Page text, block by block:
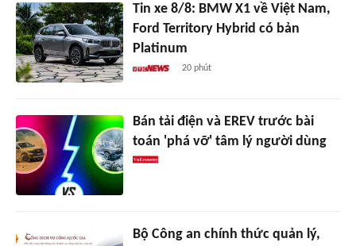
Tin xe 8/8: BMW X1 về Việt Nam,
Ford Territory Hybrid có bản
Platinum
20 phút
Bán tải điện và EREV trước bài
toán 'phá vỡ' tâm lý người dùng
Bộ Công an chính thức quản lý,